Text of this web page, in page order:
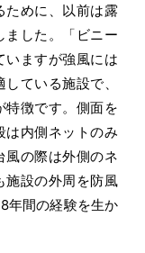
ために、以前は露
ました。「ビニー
いますが強風には
ている施設で、
特徴です。側面を
は内側ネットのみ
風の際は外側のネ
施設の外周を防風
年間の経験を生か